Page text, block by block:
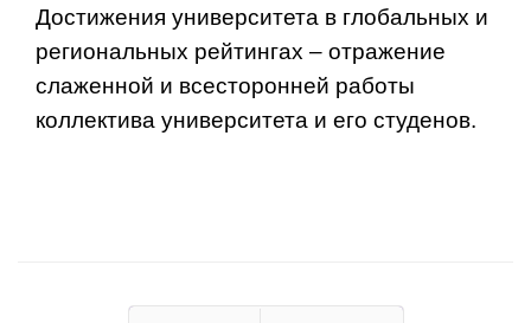
Достижения университета в глобальных и
региональных рейтингах – отражение
слаженной и всесторонней работы
коллектива университета и его студенов.